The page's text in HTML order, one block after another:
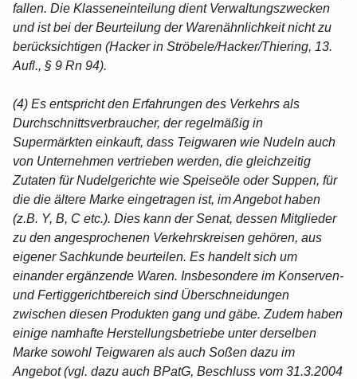
fallen. Die Klasseneinteilung dient Verwaltungszwecken
und ist bei der Beurteilung der Warenähnlichkeit nicht zu
berücksichtigen (Hacker in Ströbele/Hacker/Thiering, 13.
Aufl., § 9 Rn 94).
(4) Es entspricht den Erfahrungen des Verkehrs als
Durchschnittsverbraucher, der regelmäßig in
Supermärkten einkauft, dass Teigwaren wie Nudeln auch
von Unternehmen vertrieben werden, die gleichzeitig
Zutaten für Nudelgerichte wie Speiseöle oder Suppen, für
die die ältere Marke eingetragen ist, im Angebot haben
(z.B. Y, B, C etc.). Dies kann der Senat, dessen Mitglieder
zu den angesprochenen Verkehrskreisen gehören, aus
eigener Sachkunde beurteilen. Es handelt sich um
einander ergänzende Waren. Insbesondere im Konserven-
und Fertiggerichtbereich sind Überschneidungen
zwischen diesen Produkten gang und gäbe. Zudem haben
einige namhafte Herstellungsbetriebe unter derselben
Marke sowohl Teigwaren als auch Soßen dazu im
Angebot (vgl. dazu auch BPatG, Beschluss vom 31.3.2004